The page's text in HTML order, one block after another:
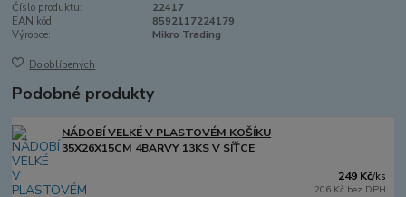
Číslo produktu:
22417
EAN kód:
8592117224179
Výrobce:
Mikro Trading
Do oblíbených
Podobné produkty
NÁDOBÍ VELKÉ V PLASTOVÉM KOŠÍKU
35X26X15CM 4BARVY 13KS V SÍŤCE
249 Kč/ks
206 Kč bez DPH